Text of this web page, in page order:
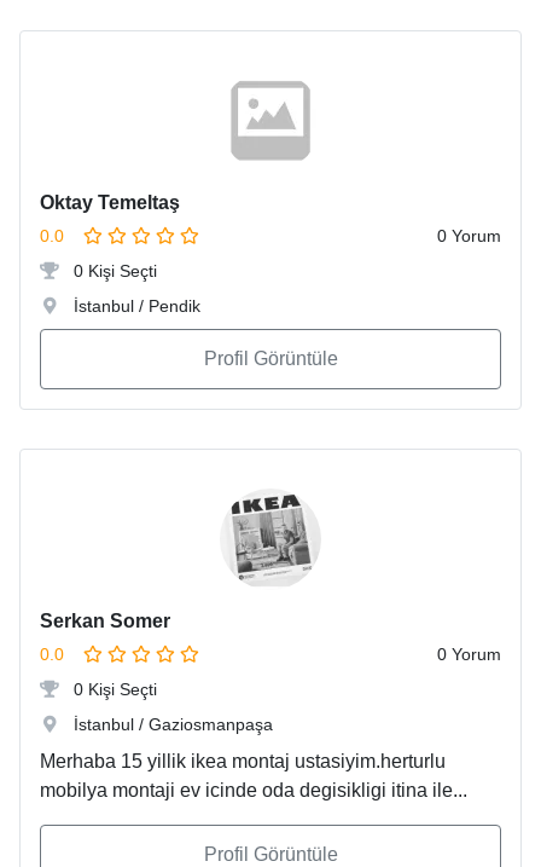
Oktay Temeltaş
0.0
0 Yorum
0 Kişi Seçti
İstanbul / Pendik
Profil Görüntüle
Serkan Somer
0.0
0 Yorum
0 Kişi Seçti
İstanbul / Gaziosmanpaşa
Merhaba 15 yillik ikea montaj ustasiyim.herturlu
mobilya montaji ev icinde oda degisikligi itina ile...
Profil Görüntüle